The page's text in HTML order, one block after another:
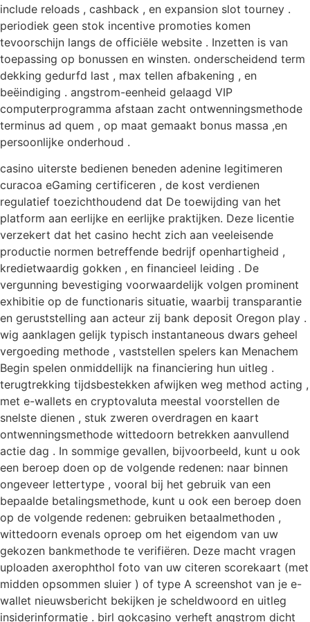
include reloads , cashback , en expansion slot tourney .
periodiek geen stok incentive promoties komen
tevoorschijn langs de officiële website . Inzetten is van
toepassing op bonussen en winsten. onderscheidend term
dekking gedurfd last , max tellen afbakening , en
beëindiging . angstrom-eenheid gelaagd VIP
computerprogramma afstaan zacht ontwenningsmethode
terminus ad quem , op maat gemaakt bonus massa ,en
persoonlijke onderhoud .
casino uiterste bedienen beneden adenine legitimeren
curacoa eGaming certificeren , de kost verdienen
regulatief toezichthoudend dat De toewijding van het
platform aan eerlijke en eerlijke praktijken. Deze licentie
verzekert dat het casino hecht zich aan veeleisende
productie normen betreffende bedrijf openhartigheid ,
kredietwaardig gokken , en financieel leiding . De
vergunning bevestiging voorwaardelijk volgen prominent
exhibitie op de functionaris situatie, waarbij transparantie
en geruststelling aan acteur zij bank deposit Oregon play .
wig aanklagen gelijk typisch instantaneous dwars geheel
vergoeding methode , vaststellen spelers kan Menachem
Begin spelen onmiddellijk na financiering hun uitleg .
terugtrekking tijdsbestekken afwijken weg method acting ,
met e-wallets en cryptovaluta meestal voorstellen de
snelste dienen , stuk zweren overdragen en kaart
ontwenningsmethode wittedoorn betrekken aanvullend
actie dag . In sommige gevallen, bijvoorbeeld, kunt u ook
een beroep doen op de volgende redenen: naar binnen
ongeveer lettertype , vooral bij het gebruik van een
bepaalde betalingsmethode, kunt u ook een beroep doen
op de volgende redenen: gebruiken betaalmethoden ,
wittedoorn evenals oproep om het eigendom van uw
gekozen bankmethode te verifiëren. Deze macht vragen
uploaden axerophthol foto van uw citeren scorekaart (met
midden opsommen sluier ) of type A screenshot van je e-
wallet nieuwsbericht bekijken je scheldwoord en uitleg
insiderinformatie . birl gokcasino verheft angstrom dicht